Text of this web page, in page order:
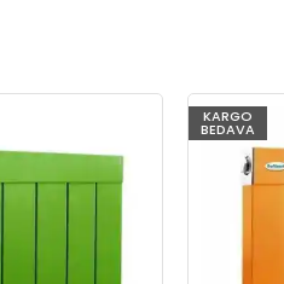
KARGO
BEDAVA